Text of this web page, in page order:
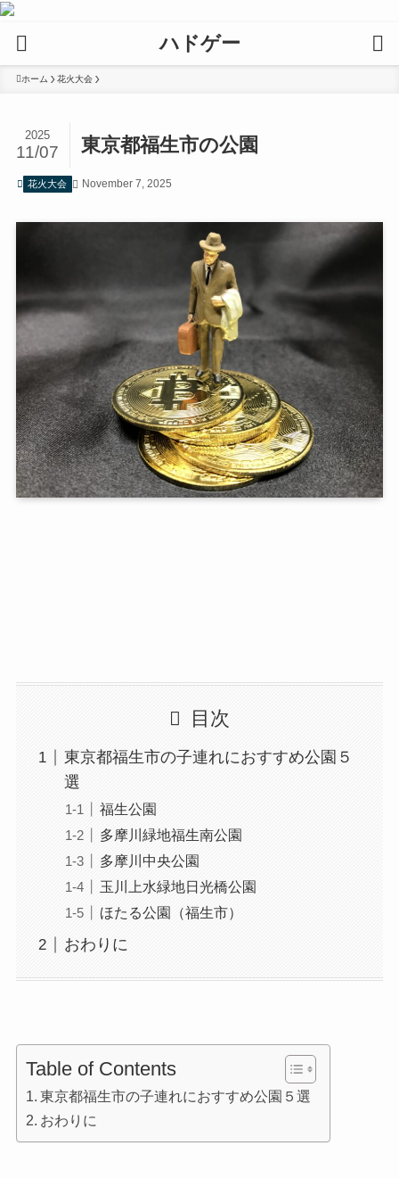
ハドゲー
ホーム 花火大会
東京都福生市の公園
2025
11/07
花火大会 November 7, 2025
目次
東京都福生市の子連れにおすすめ公園５
選
福生公園
多摩川緑地福生南公園
多摩川中央公園
玉川上水緑地日光橋公園
ほたる公園（福生市）
おわりに
Table of Contents
東京都福生市の子連れにおすすめ公園５選
おわりに